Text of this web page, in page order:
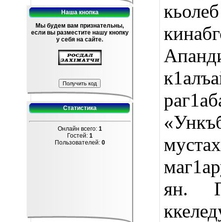
Наша кнопка
Мы будем вам признательны,
если вы разместите нашу кнопку
у себя на сайте.
Статистика
Онлайн всего: 1
Гостей: 1
Пользователей: 0
ян.